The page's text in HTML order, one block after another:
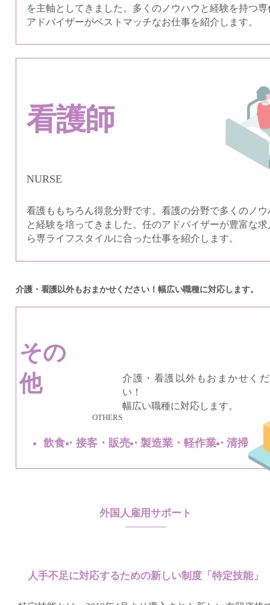
を主軸としてきました。多くのノウハウと経験を持つ専
アドバイザーがベストマッチなお仕事を紹介します。
看護師
NURSE
看護ももちろん得意分野です。看護の分野で多くのノウ
と経験を培ってきました。任のアドバイザーが豊富な求
ら専ライフスタイルに合った仕事を紹介します。
介護・看護以外もおまかせください！幅広い職種に対応します。
その
他
OTHERS
介護・看護以外もおまかせく
い！
幅広い職種に対応します。
飲食 接客・販売 製造業・軽作業 清掃
外国人雇用サポート
人手不足に対応するための新しい制度「特定技能」